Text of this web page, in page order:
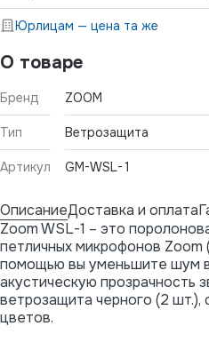
О товаре
Бренд ZOOM
Тип Ветрозащита
Артикул GM-WSL-1
Юрлицам — цена та же
ОписаниеДоставка и оплата
Zoom WSL-1 – это
петличных микрофонов Zoom
помощью вы уменьшите шум
акустическую прозрачность
ветрозащита черного (2 шт.),
цветов.